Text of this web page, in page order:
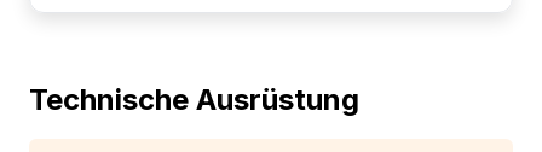
Technische Ausrüstung